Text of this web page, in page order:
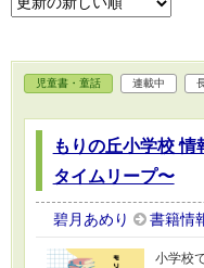
児童書・童話 連載中
もりの丘小学校
タイムリープ〜
碧月あめり 書籍情
小学校